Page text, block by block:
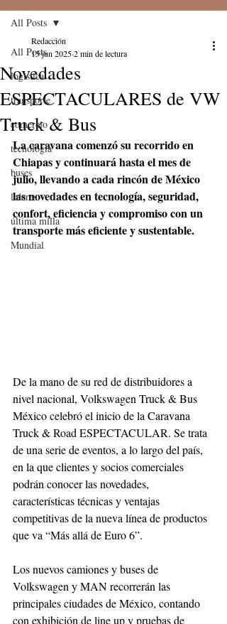
All Posts
logistica
transporte
comercio
tecnologia
buses
lideres
última milla
Mundial
All Posts
Novedades
ESPECTACULARES de VW
Truck & Bus
Redacción
15 jun 20252 min de lectura
La caravana comenzó su recorrido en
Chiapas y continuará hasta el mes de
julio, llevando a cada rincón de México
las novedades en tecnología, seguridad,
confort, eficiencia y compromiso con un
transporte más eficiente y sustentable.
De la mano de su red de distribuidores a
nivel nacional, Volkswagen Truck & Bus
México celebró el inicio de la Caravana
Truck & Road ESPECTACULAR. Se trata
de una serie de eventos, a lo largo del país,
en la que clientes y socios comerciales
podrán conocer las novedades,
características técnicas y ventajas
competitivas de la nueva línea de productos
que va “Más allá de Euro 6”.
Los nuevos camiones y buses de
Volkswagen y MAN recorrerán las
principales ciudades de México, contando
con exhibición de line up y pruebas de